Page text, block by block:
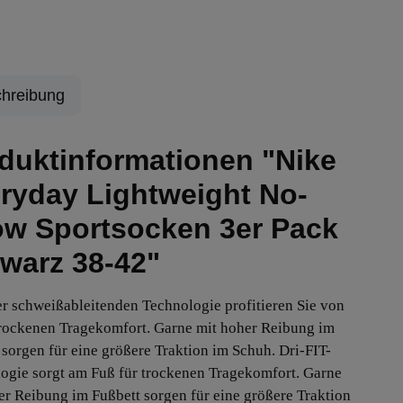
"Nike
Lightweight No-
Sportsocken 3er Pack
38-42"
schweißableitenden Technologie profitieren Sie von
Tragekomfort. Garne mit hoher Reibung im
für eine größere Traktion im Schuh. Dri-FIT-
sorgt am Fuß für trockenen Tragekomfort. Garne
Reibung im Fußbett sorgen für eine größere Traktion